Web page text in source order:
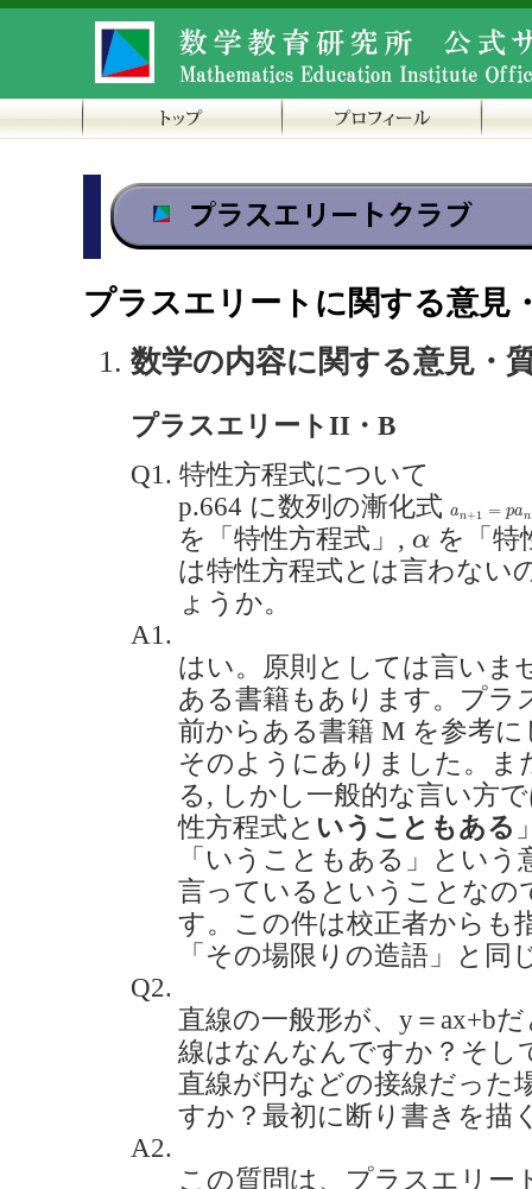
プラスエリートに関する意見
数学の内容に関する意見・
プラスエリートII・B
Q1. 特性方程式について
p.664 に数列の漸化式 an+1 = pan
an =p an+
を「特性方程式」, α
α を「特
は特性方程式とは言わない
ょうか。
A1.
はい。原則としては言いま
ある書籍もあります。プラ
前からある書籍 M を参考
そのようにありました。ま
る, しかし一般的な言い方
性方程式と いうこともある
「いうこともある」とい
言っているということなの
す。この件は校正者からも
「その場限りの造語」と
Q2.
直線の一般形が、y＝ax+b
線はなんなんですか？そし
直線が円などの接線だった
すか？最初に断り書きを描
A2.
この質問は、プラスエリー